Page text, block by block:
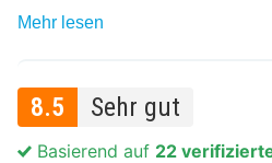
Mehr lesen
8.5 Sehr gut
Basierend auf 22